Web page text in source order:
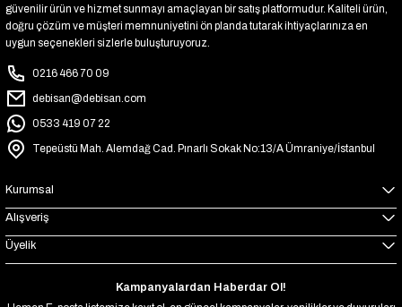
güvenilir ürün ve hizmet sunmayı amaçlayan bir satış platformudur. Kaliteli ürün,
doğru çözüm ve müşteri memnuniyetini ön planda tutarak ihtiyaçlarınıza en
uygun seçenekleri sizlerle buluşturuyoruz.
0216 466 70 09
debisan@debisan.com
0533 419 07 22
Tepeüstü Mah. Alemdağ Cad. Pınarlı Sokak No:13/A Ümraniye/İstanbul
Kurumsal
Alışveriş
Üyelik
Kampanyalardan Haberdar Ol!